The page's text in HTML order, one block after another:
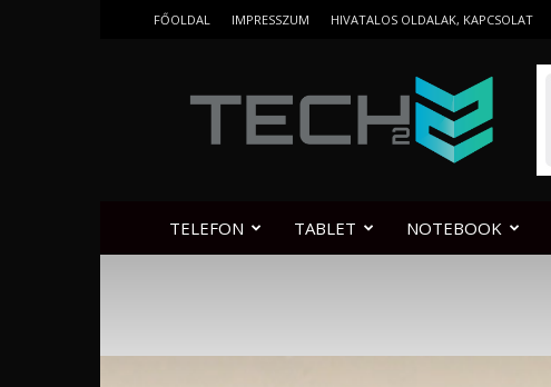
FŐOLDAL IMPRESSZUM HIVATALOS OLDALAK, KAPCSOLAT
TELEFON TABLET NOTEBOOK